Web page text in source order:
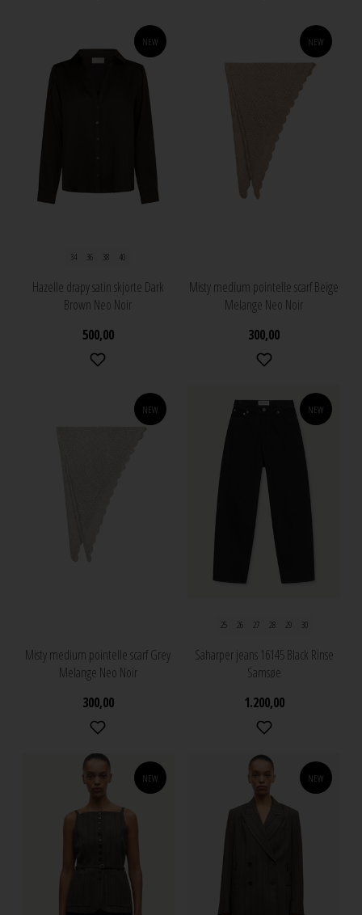
NEW
34 36 38 40
Hazelle drapy satin skjorte Dark
Brown Neo Noir
500,00
NEW
Misty medium pointelle scarf Beige
Melange Neo Noir
300,00
NEW
Misty medium pointelle scarf Grey
Melange Neo Noir
300,00
NEW
25 26 27 28 29 30
Saharper jeans 16145 Black Rinse
Samsøe
1.200,00
NEW NEW